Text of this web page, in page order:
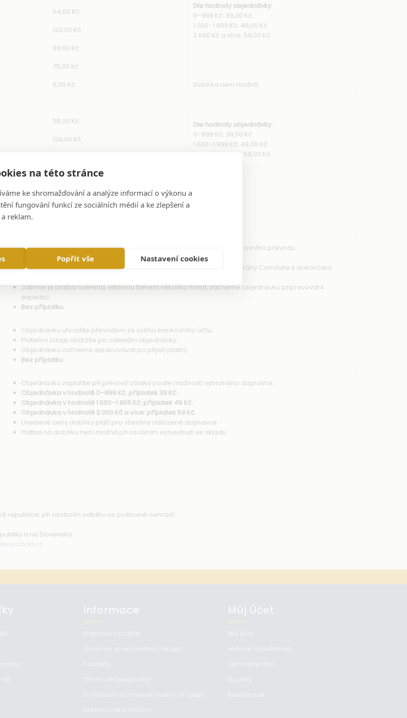
na této stránce
ke shromažďování a analýze informací o výkonu a
fungování funkcí ze sociálních médií a ke zlepšení a
reklam.
Popřít vše Nastavení cookies
Dle hodnoty objednávky:
0–999 Kč: 39,00 Kč
1 000–1 999 Kč: 49,00 Kč
2 000 Kč a více: 59,00 Kč
54,00 Kč
120,00 Kč
69,00 Kč
79,00 Kč
0,00 Kč
Dobírka není možná
119,00 Kč
Dle hodnoty objednávky:
0–999 Kč: 39,00 Kč
1 000–1 999 Kč: 49,00 Kč
2 000 Kč a více: 59,00 Kč
139,00 Kč
Zaplatíte kartou Visa nebo Mastercard či prostřednictvím online bankovního převodu.
Podporujeme také Apple Pay a Google Pay.
Po potvrzení objednávky vás bezpečně přesměrujeme do platební brány ComGate k dokončení
Jakmile je platba ověřena, většinou během několika minut, začneme objednávku připravovat k
expedici.
Bez příplatku.
Objednávku uhradíte převodem ze svého bankovního účtu.
Platební údaje obdržíte po odeslání objednávky.
Objednávku začneme zpracovávat po přijetí platby.
Bez příplatku.
Objednávku zaplatíte při převzetí zásilky podle možností vybraného dopravce.
Objednávka v hodnotě 0–999 Kč: příplatek 39 Kč.
Objednávka v hodnotě 1 000–1 999 Kč: příplatek 49 Kč.
Objednávka v hodnotě 2 000 Kč a více: příplatek 59 Kč.
Uvedené ceny dobírky platí pro všechny nabízené dopravce.
Platba na dobírku není možná při osobním vyzvednutí ve skladu.
republice; při osobním odběru se poštovné nehradí.
a na Slovensko.
.
Informace Můj Účet